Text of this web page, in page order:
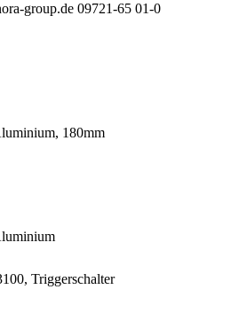
group.de 09721-65 01-0
180mm
Triggerschalter